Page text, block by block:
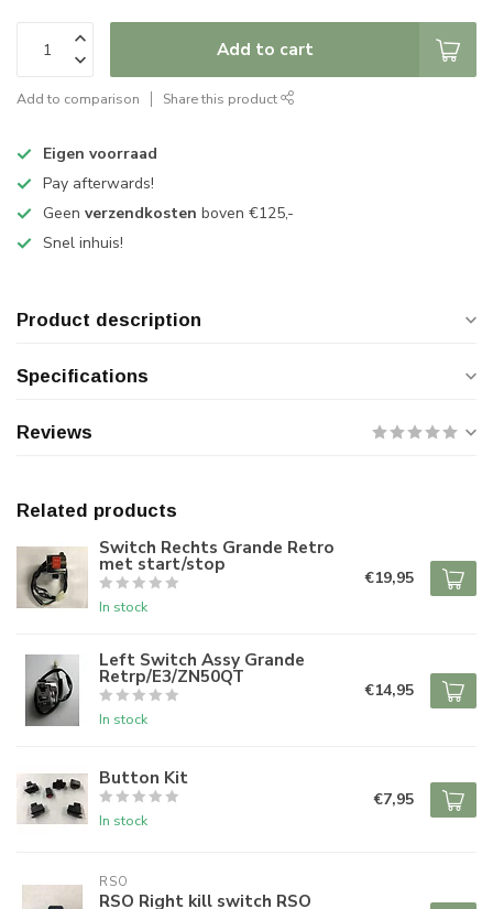
Add to cart
Add to comparison Share this product
Eigen voorraad
Pay afterwards!
Geen verzendkosten boven €125,-
Snel inhuis!
Product description
Specifications
Reviews
Related products
Switch Rechts Grande Retro
met start/stop
In stock
€19,95
Left Switch Assy Grande
Retrp/E3/ZN50QT
In stock
€14,95
Button Kit
In stock
€7,95
RSO
RSO Right kill switch RSO